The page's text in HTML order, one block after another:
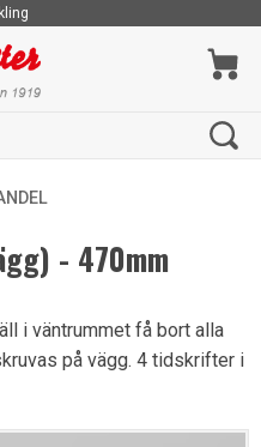
- 470mm
i väntrummet få bort alla
på vägg. 4 tidskrifter i